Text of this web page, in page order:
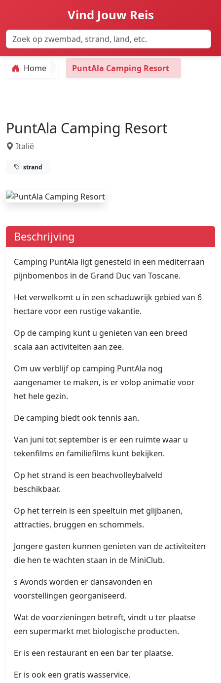
Vind Jouw Reis
Home PuntAla Camping Resort
PuntAla Camping Resort
Italië
strand
Beschrijving
Camping PuntAla ligt genesteld in een mediterraan
pijnbomenbos in de Grand Duc van Toscane.
Het verwelkomt u in een schaduwrijk gebied van 6
hectare voor een rustige vakantie.
Op de camping kunt u genieten van een breed
scala aan activiteiten aan zee.
Om uw verblijf op camping PuntAla nog
aangenamer te maken, is er volop animatie voor
het hele gezin.
De camping biedt ook tennis aan.
Van juni tot september is er een ruimte waar u
tekenfilms en familiefilms kunt bekijken.
Op het strand is een beachvolleybalveld
beschikbaar.
Op het terrein is een speeltuin met glijbanen,
attracties, bruggen en schommels.
Jongere gasten kunnen genieten van de activiteiten
die hen te wachten staan in de MiniClub.
s Avonds worden er dansavonden en
voorstellingen georganiseerd.
Wat de voorzieningen betreft, vindt u ter plaatse
een supermarkt met biologische producten.
Er is een restaurant en een bar ter plaatse.
Er is ook een gratis wasservice.